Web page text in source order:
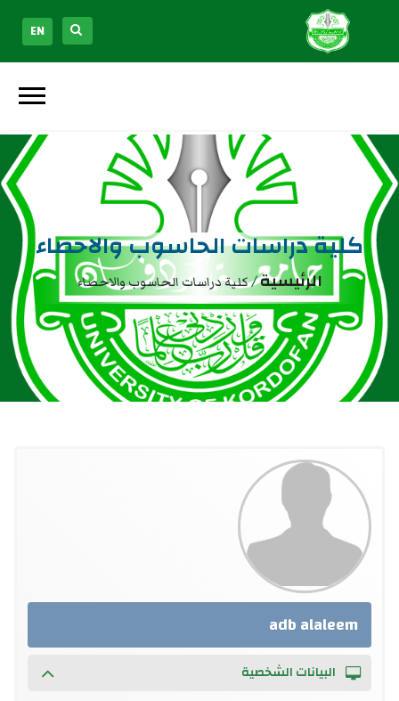
EN
كلية دراسات الحاسوب والاحصاء
الرئيسية/كلية دراسات الحاسوب والاحصاء
adb alaleem
البيانات الشخصية